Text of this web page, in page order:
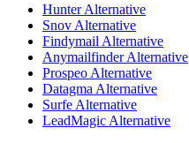
Hunter Alternative
Snov Alternative
Findymail Alternative
Anymailfinder Alternative
Prospeo Alternative
Datagma Alternative
Surfe Alternative
LeadMagic Alternative